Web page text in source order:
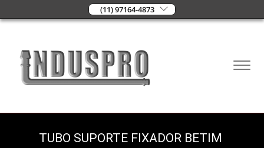
(11) 97164-4873
TUBO SUPORTE FIXADOR BETIM